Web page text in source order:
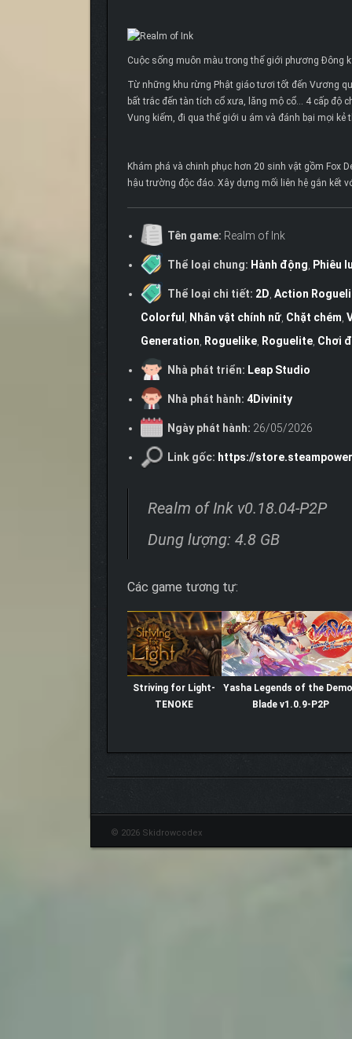
Cuộc sống muôn màu trong thế giới phương Đông
Từ những khu rừng Phật giáo tươi tốt đến Vương
bất trắc đến tàn tích cổ xưa, lăng mộ cổ… 4 cấp độ
Vung kiếm, đi qua thế giới u ám và đánh bại mọi kẻ
Khám phá và chinh phục hơn 20 sinh vật gồm Fox
hậu trường độc đáo. Xây dựng mối liên hệ gắn kết
Tên game: Realm of Ink
Thể loại chung: Hành động, Phiêu
Thể loại chi tiết: 2D, Action
Colorful , Nhân vật chính nữ, Chặt chém,
Generation, Roguelike, Roguelite, Chơi
Nhà phát triển: Leap Studio
Nhà phát hành: 4Divinity
Ngày phát hành: 26/05/2026
Link gốc: https://
Realm of Ink v0.18.04-P2P
Dung lượng: 4.8 GB
Các game tương tự:
Striving for Light-
TENOKE
Yasha Legends of the
Blade v1.0.9-P2P
© 2026 Skidrowcodex